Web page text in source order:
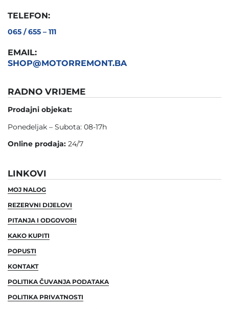
TELEFON:
065 / 655 – 111
EMAIL:
SHOP@MOTORREMONT.BA
RADNO VRIJEME
Prodajni objekat:
Ponedeljak – Subota: 08-17h
Online prodaja: 24/7
LINKOVI
MOJ NALOG
REZERVNI DIJELOVI
PITANJA I ODGOVORI
KAKO KUPITI
POPUSTI
KONTAKT
POLITIKA ČUVANJA PODATAKA
POLITIKA PRIVATNOSTI